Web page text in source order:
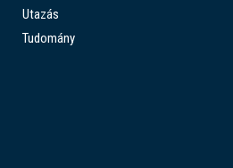
Utazás
Tudomány